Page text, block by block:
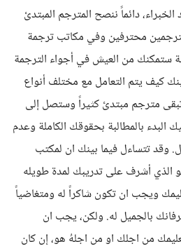
دائماً ننصح المترجم المبتدئ
محترفين وفي مكاتب ترجمة
ستمكنك من العيش في أجواء الترجمة
كيف يتم التعامل مع مختلف أنواع
مترجم مبتدئ كثيراً وستصل إلى
البدء بالمطالبة بحقوقك الكاملة وعدم
وقد تتساءل فيما بينك ان لمكتب
الذي أشرف على تدريبك لمدة طويله
ويجب ان تكون شاكراً له ومتغاضياً
بالجميل له. ولكن، يجب ان
من اجلك او من اجلهُ هو، إن كان